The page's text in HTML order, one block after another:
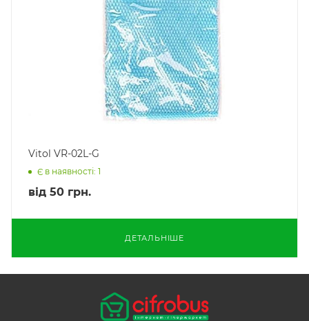
Vitol VR-02L-G
Є в наявності: 1
від 50 грн.
ДЕТАЛЬНІШЕ